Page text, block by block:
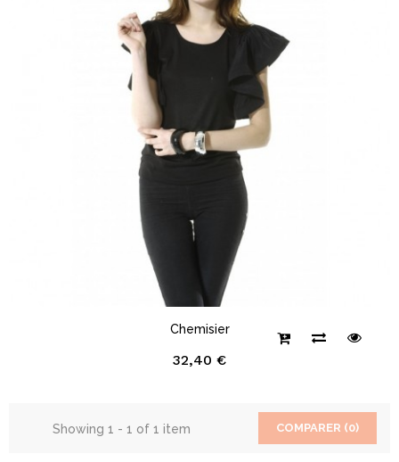
Chemisier
32,40 €
Showing 1 - 1 of 1 item COMPARER (0)